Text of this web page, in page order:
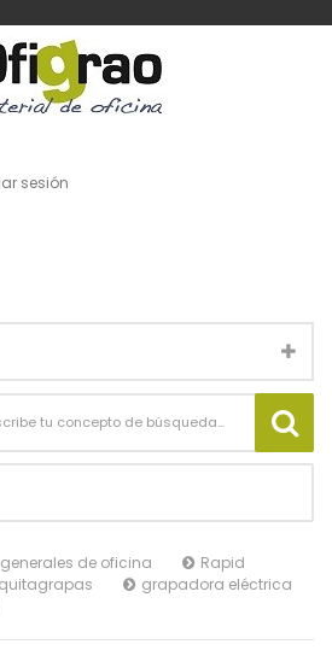
sesión
de oficina
Rapid
grapadora eléctrica